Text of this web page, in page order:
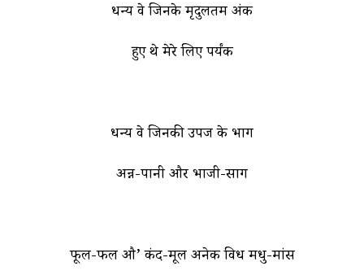
धन्य वे जिनके मृदुलतम अंक
हुए थे मेरे लिए पर्यंक
धन्य वे जिनकी उपज के भाग
अन्न-पानी और भाजी-साग
फूल-फल औ’ कंद-मूल अनेक विध मधु-मांस